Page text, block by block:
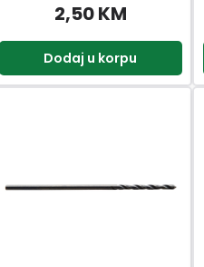
2,50 KM
Dodaj u korpu